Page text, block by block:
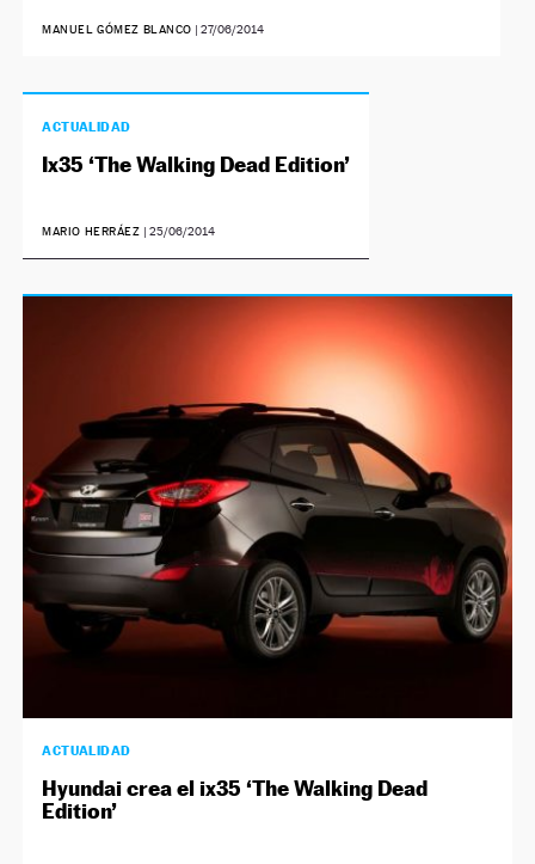
MANUEL GÓMEZ BLANCO |27/06/2014
ACTUALIDAD
Ix35 ‘The Walking Dead Edition’
MARIO HERRÁEZ | 25/06/2014
ACTUALIDAD
Hyundai crea el ix35 ‘The Walking Dead
Edition’